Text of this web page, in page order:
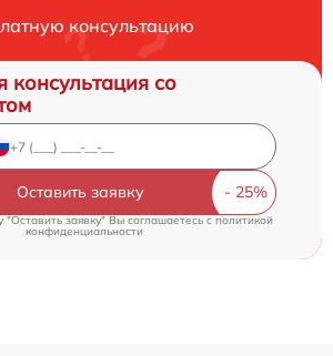
консультацию
консультация со
Оставить заявку
заявку" Вы соглашаетесь c политикой
конфиденциальности